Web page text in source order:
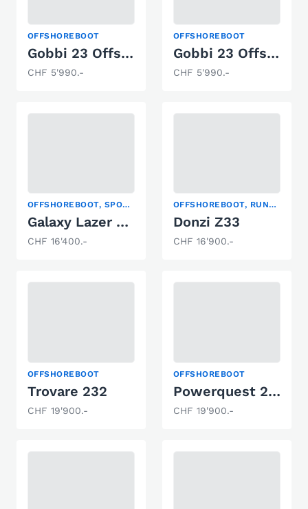
OFFSHOREBOOT
Gobbi 23 Offshore
CHF 5'990.-
OFFSHOREBOOT
Gobbi 23 Offshore
CHF 5'990.-
OFFSHOREBOOT, SPORTBOOT
Galaxy Lazer 265
CHF 16'400.-
OFFSHOREBOOT, RUNABOUT, SPORTBOOT
Donzi Z33
CHF 16'900.-
OFFSHOREBOOT
Trovare 232
CHF 19'900.-
OFFSHOREBOOT
Powerquest 290 ENTICER F/X
CHF 19'900.-